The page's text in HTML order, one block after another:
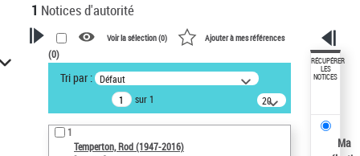
1 Notices d'autorité
VOTRE RECHERCHE
Recherche avancée dans les
notices d’autorité
Œuvres liées à l'auteur :
Temperton, Rod (1947-2016)
Voir la sélection (0) Ajouter à mes références
(0)
Tri par : Défaut
sur 1
20
résultats/page
1
Temperton, Rod (1947-2016)
RÉCUPÉRER
LES
NOTICES
Ma